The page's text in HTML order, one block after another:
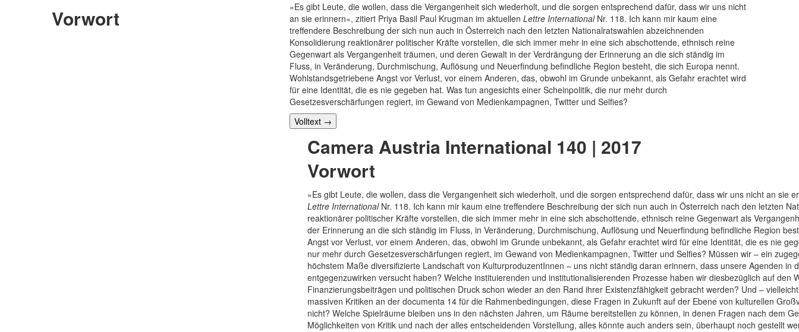
Vorwort
»Es gibt Leute, die wollen, dass die Vergangenheit sich wiederholt, und die sorgen entsprechend dafür, dass wir uns nicht
an sie erinnern«, zitiert Priya Basil Paul Krugman im aktuellen Lettre InternationalNr. 118. Ich kann mir kaum eine
treffendere Beschreibung der sich nun auch in Österreich nach den letzten Nationalratswahlen abzeichnenden
Konsolidierung reaktionärer politischer Kräfte vorstellen, die sich immer mehr in eine sich abschottende, ethnisch reine
Gegenwart als Vergangenheit träumen, und deren Gewalt in der Verdrängung der Erinnerung an die sich ständig im
Fluss, in Veränderung, Durchmischung, Auflösung und Neuerfindung befindliche Region besteht, die sich Europa nennt.
Wohlstandsgetriebene Angst vor Verlust, vor einem Anderen, das, obwohl im Grunde unbekannt, als Gefahr erachtet wird
für eine Identität, die es nie gegeben hat. Was tun angesichts einer Scheinpolitik, die nur mehr durch
Gesetzesverschärfungen regiert, im Gewand von Medienkampagnen, Twitter und Selfies?
Volltext →
Camera Austria International 140 | 2017
Vorwort
»Es gibt Leute, die wollen, dass die Vergangenheit sich wiederholt, und die sorgen entsprechend dafür, dass wir uns nicht an sie
Lettre InternationalNr. 118. Ich kann mir kaum eine treffendere Beschreibung der sich nun auch in Österreich nach den letzten
reaktionärer politischer Kräfte vorstellen, die sich immer mehr in eine sich abschottende, ethnisch reine Gegenwart als
der Erinnerung an die sich ständig im Fluss, in Veränderung, Durchmischung, Auflösung und Neuerfindung befindliche Region
Angst vor Verlust, vor einem Anderen, das, obwohl im Grunde unbekannt, als Gefahr erachtet wird für eine Identität, die es nie
nur mehr durch Gesetzesverschärfungen regiert, im Gewand von Medienkampagnen, Twitter und Selfies? Müssen wir – ein
höchstem Maße diversifizierte Landschaft von KulturproduzentInnen – uns nicht ständig daran erinnern, dass unsere Agenden in
entgegenzuwirken versucht haben? Welche instituierenden und institutionalisierenden Prozesse haben wir diesbezüglich auf den
Finanzierungsbeiträgen und politischen Druck schon wieder an den Rand ihrer Existenzfähigkeit gebracht werden? Und –
massiven Kritiken an der documenta 14 für die Rahmenbedingungen, diese Fragen in Zukunft auf der Ebene von kulturellen
nicht? Welche Spielräume bleiben uns in den nächsten Jahren, um Räume bereitstellen zu können, in denen Fragen nach dem
Möglichkeiten von Kritik und nach der alles entscheidenden Vorstellung, alles könnte auch anders sein, überhaupt noch gestellt